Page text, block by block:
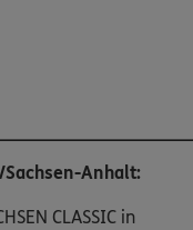
Sachsen-Anhalt:
CLASSIC in